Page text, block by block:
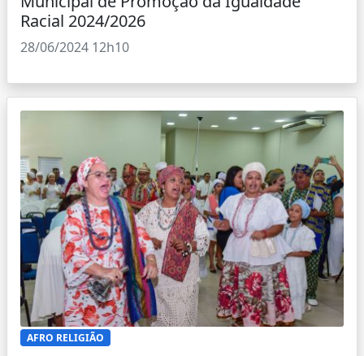
Racial 2024/2026
28/06/2024 12h10
AFRO RELIGIÃO